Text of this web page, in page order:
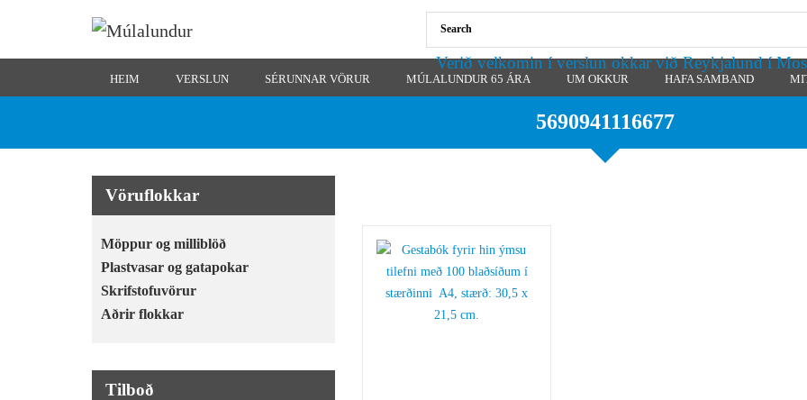
Verið velkomin í verslun okkar við Reykjalund í
HEIM VERSLUN SÉRUNNAR VÖRUR MÚLALUNDUR 65 ÁRA UM OKKUR HAFA SAMBAND
5690941116677
Vöruflokkar
Möppur og milliblöð
Plastvasar og gatapokar
Skrifstofuvörur
Aðrir flokkar
Tilboð